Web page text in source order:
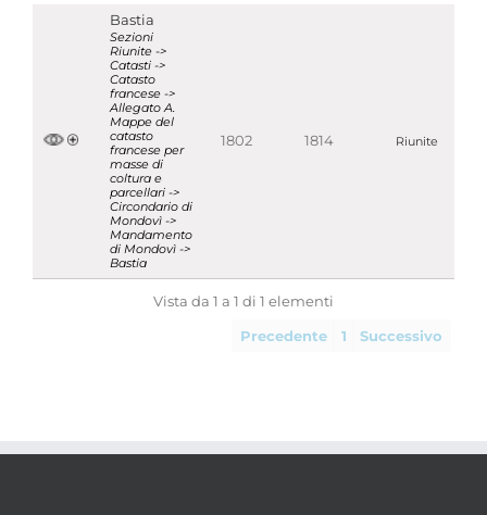
Bastia
Sezioni
Riunite ->
Catasti ->
Catasto
francese ->
Allegato A.
Mappe del
catasto
francese per
masse di
coltura e
parcellari ->
Circondario di
Mondovì ->
Mandamento
di Mondovì ->
Bastia
1802 1814 Riunite
Vista da 1 a 1 di 1 elementi
Precedente 1 Successivo